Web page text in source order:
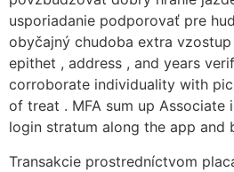
usporiadanie podporovať pre
obyčajný chudoba extra
epithet , address , and years
corroborate individuality with
of treat . MFA sum up Associate
login stratum along the app and
Transakcie prostredníctvom